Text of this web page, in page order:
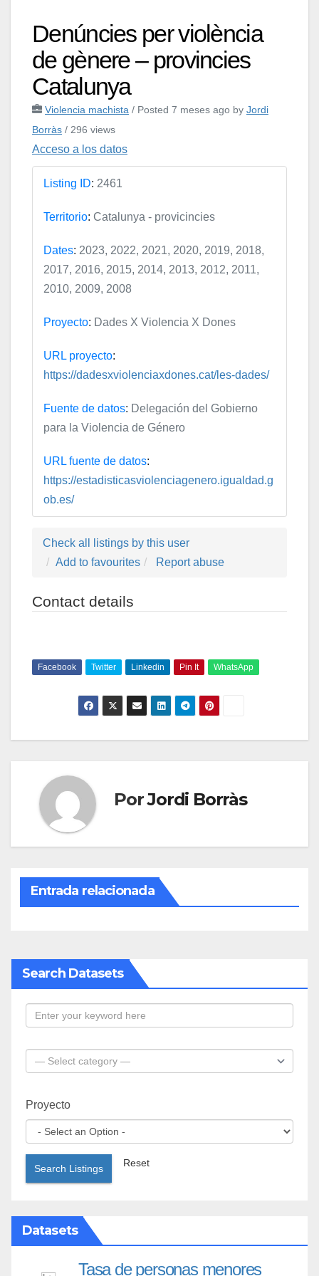
Denúncies per violència
de gènere – provincies
Catalunya
Violencia machista / Posted 7 meses ago by Jordi
Borràs / 296 views
Acceso a los datos
Listing ID: 2461
Territorio: Catalunya - provicincies
Dates: 2023, 2022, 2021, 2020, 2019, 2018,
2017, 2016, 2015, 2014, 2013, 2012, 2011,
2010, 2009, 2008
Proyecto: Dades X Violencia X Dones
URL proyecto:
https://dadesxviolenciaxdones.cat/les-dades/
Fuente de datos: Delegación del Gobierno
para la Violencia de Género
URL fuente de datos:
https://estadisticasviolenciagenero.igualdad.g
ob.es/
Check all listings by this user
Add to favourites
Report abuse
Contact details
Facebook Twitter Linkedin Pin It WhatsApp
PorJordi Borràs
Entrada relacionada
Search Datasets
Proyecto
Search Listings Reset
Datasets
Tasa de personas menores